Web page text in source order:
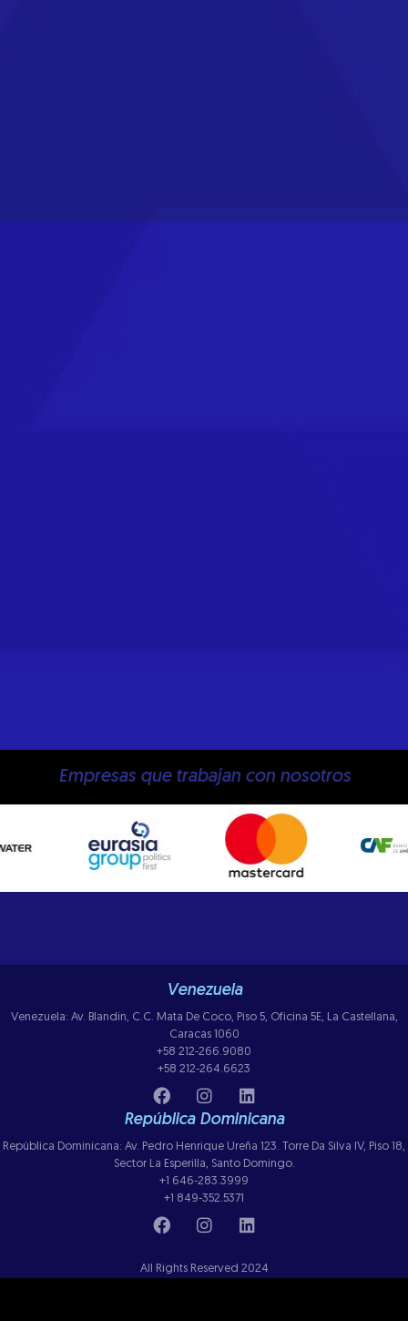
Empresas que trabajan con nosotros
Venezuela
Venezuela: Av. Blandin, C.C. Mata De Coco, Piso 5, Oficina 5E, La Castellana,
Caracas 1060
+58 212-266.9080
+58 212-264.6623
República Dominicana
República Dominicana: Av. Pedro Henrique Ureña 123. Torre Da Silva IV, Piso 18,
Sector La Esperilla, Santo Domingo.
+1 646-283.3999
+1 849-352.5371
All Rights Reserved 2024